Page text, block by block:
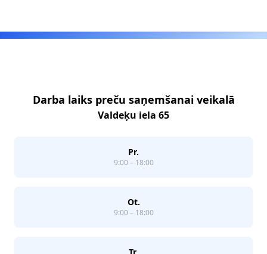
Darba laiks preču saņemšanai veikalā
Valdeķu iela 65
Pr.
9:00 – 18:00
Ot.
9:00 – 18:00